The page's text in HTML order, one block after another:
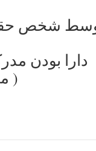
توسط شخص
2)دارا بودن
( مدیر عامل شرکت )